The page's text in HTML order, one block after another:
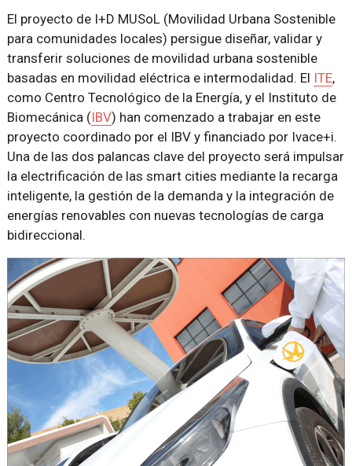
El proyecto de I+D MUSoL (Movilidad Urbana Sostenible
para comunidades locales) persigue diseñar, validar y
transferir soluciones de movilidad urbana sostenible
basadas en movilidad eléctrica e intermodalidad. El ITE,
como Centro Tecnológico de la Energía, y el Instituto de
Biomecánica (IBV) han comenzado a trabajar en este
proyecto coordinado por el IBV y financiado por Ivace+i.
Una de las dos palancas clave del proyecto será impulsar
la electrificación de las smart cities mediante la recarga
inteligente, la gestión de la demanda y la integración de
energías renovables con nuevas tecnologías de carga
bidireccional.